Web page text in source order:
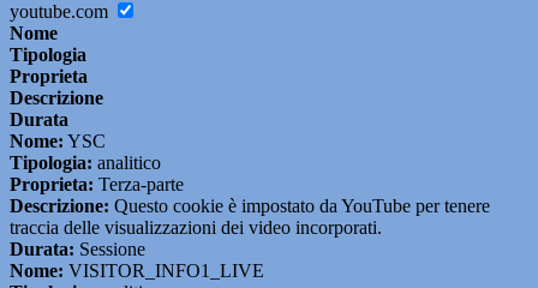
youtube.com
Nome
Tipologia
Proprieta
Descrizione
Durata
Nome: YSC
Tipologia: analitico
Proprieta: Terza-parte
Descrizione: Questo cookie è impostato da YouTube per tenere
traccia delle visualizzazioni dei video incorporati.
Durata: Sessione
Nome: VISITOR_INFO1_LIVE